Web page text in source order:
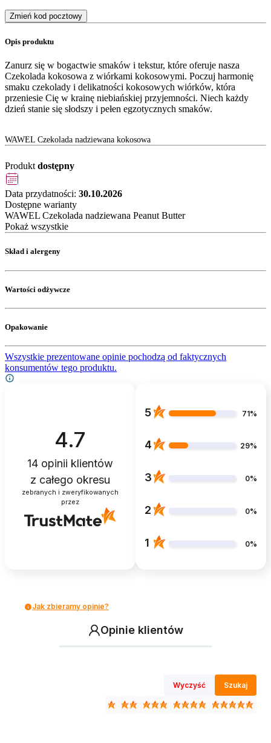
Zmień kod pocztowy
Opis produktu
Zanurz się w bogactwie smaków i tekstur, które oferuje nasza
Czekolada kokosowa z wiórkami kokosowymi. Poczuj harmonię
smaku czekolady i delikatności kokosowych wiórków, która
przeniesie Cię w krainę niebiańskiej przyjemności. Niech każdy
dzień stanie się słodszy i pełen egzotycznych smaków.
WAWEL Czekolada nadziewana kokosowa
Produkt dostępny
Data przydatności: 30.10.2026
Dostępne warianty
WAWEL Czekolada nadziewana Peanut Butter
Pokaż wszystkie
Skład i alergeny
Wartości odżywcze
Opakowanie
Wszystkie prezentowane opinie pochodzą od faktycznych
konsumentów tego produktu.
4.7
14 opinii klientów
z całego okresu
zebranych i zweryfikowanych
przez
5 71%
4 29%
3 0%
2 0%
1 0%
Jak zbieramy opinie?
Opinie klientów
Wyczyść Szukaj